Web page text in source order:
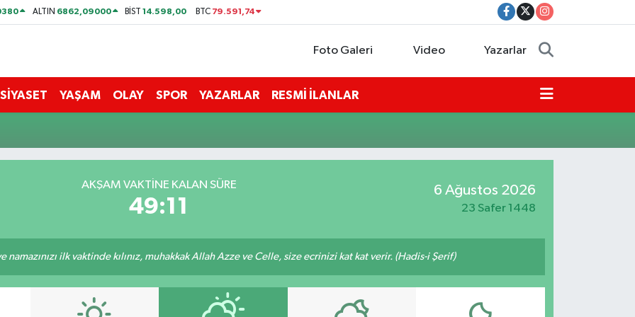
ALTIN 6862,09000 BİST14.598,00 BTC 79.591,74
Foto Galeri Video Yazarlar
SİYASET YAŞAM OLAY SPOR YAZARLAR RESMİ İLANLAR
AKŞAM VAKTİNE KALAN SÜRE
49:11
6 Ağustos 2026
23 Safer 1448
namazınızı ilk vaktinde kılınız, muhakkak Allah Azze ve Celle, size ecrinizi kat kat verir. (Hadis-i Şerif)